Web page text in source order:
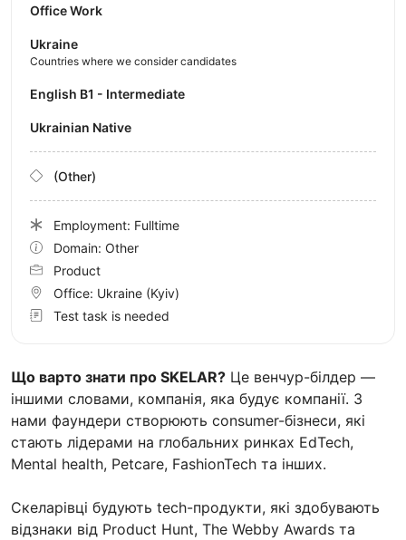
Що варто знати про SKELAR? Це венчур-білдер —
іншими словами, компанія, яка будує компанії. З
нами фаундери створюють consumer-бізнеси, які
стають лідерами на глобальних ринках EdTech,
Mental health, Petcare, FashionTech та інших.
Скеларівці будують tech-продукти, які здобувають
відзнаки від Product Hunt, The Webby Awards та
Office Work
Ukraine
Countries where we consider candidates
English B1 - Intermediate
Ukrainian Native
(Other)
Employment: Fulltime
Domain: Other
Product
Office: Ukraine (Kyiv)
Test task is needed